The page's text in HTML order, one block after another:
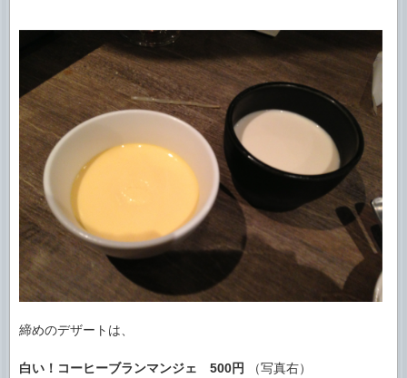
締めのデザートは、
白い！コーヒーブランマンジェ 500円
（写真右）